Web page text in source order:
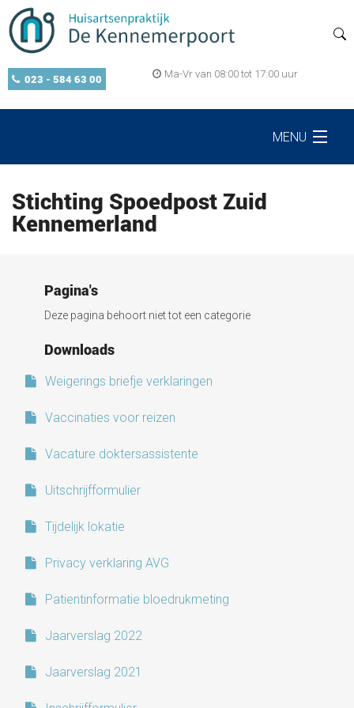
023 - 584 63 00 Ma-Vr van 08:00 tot 17:00 uur
MENU
Home
Contact
Actueel
Stichting Spoedpost Zuid
Kennemerland
Pagina's
Deze pagina behoort niet tot een categorie
Downloads
Weigerings briefje verklaringen
Vaccinaties voor reizen
Vacature doktersassistente
Uitschrijfformulier
Tijdelijk lokatie
Privacy verklaring AVG
Patientinformatie bloedrukmeting
Jaarverslag 2022
Jaarverslag 2021